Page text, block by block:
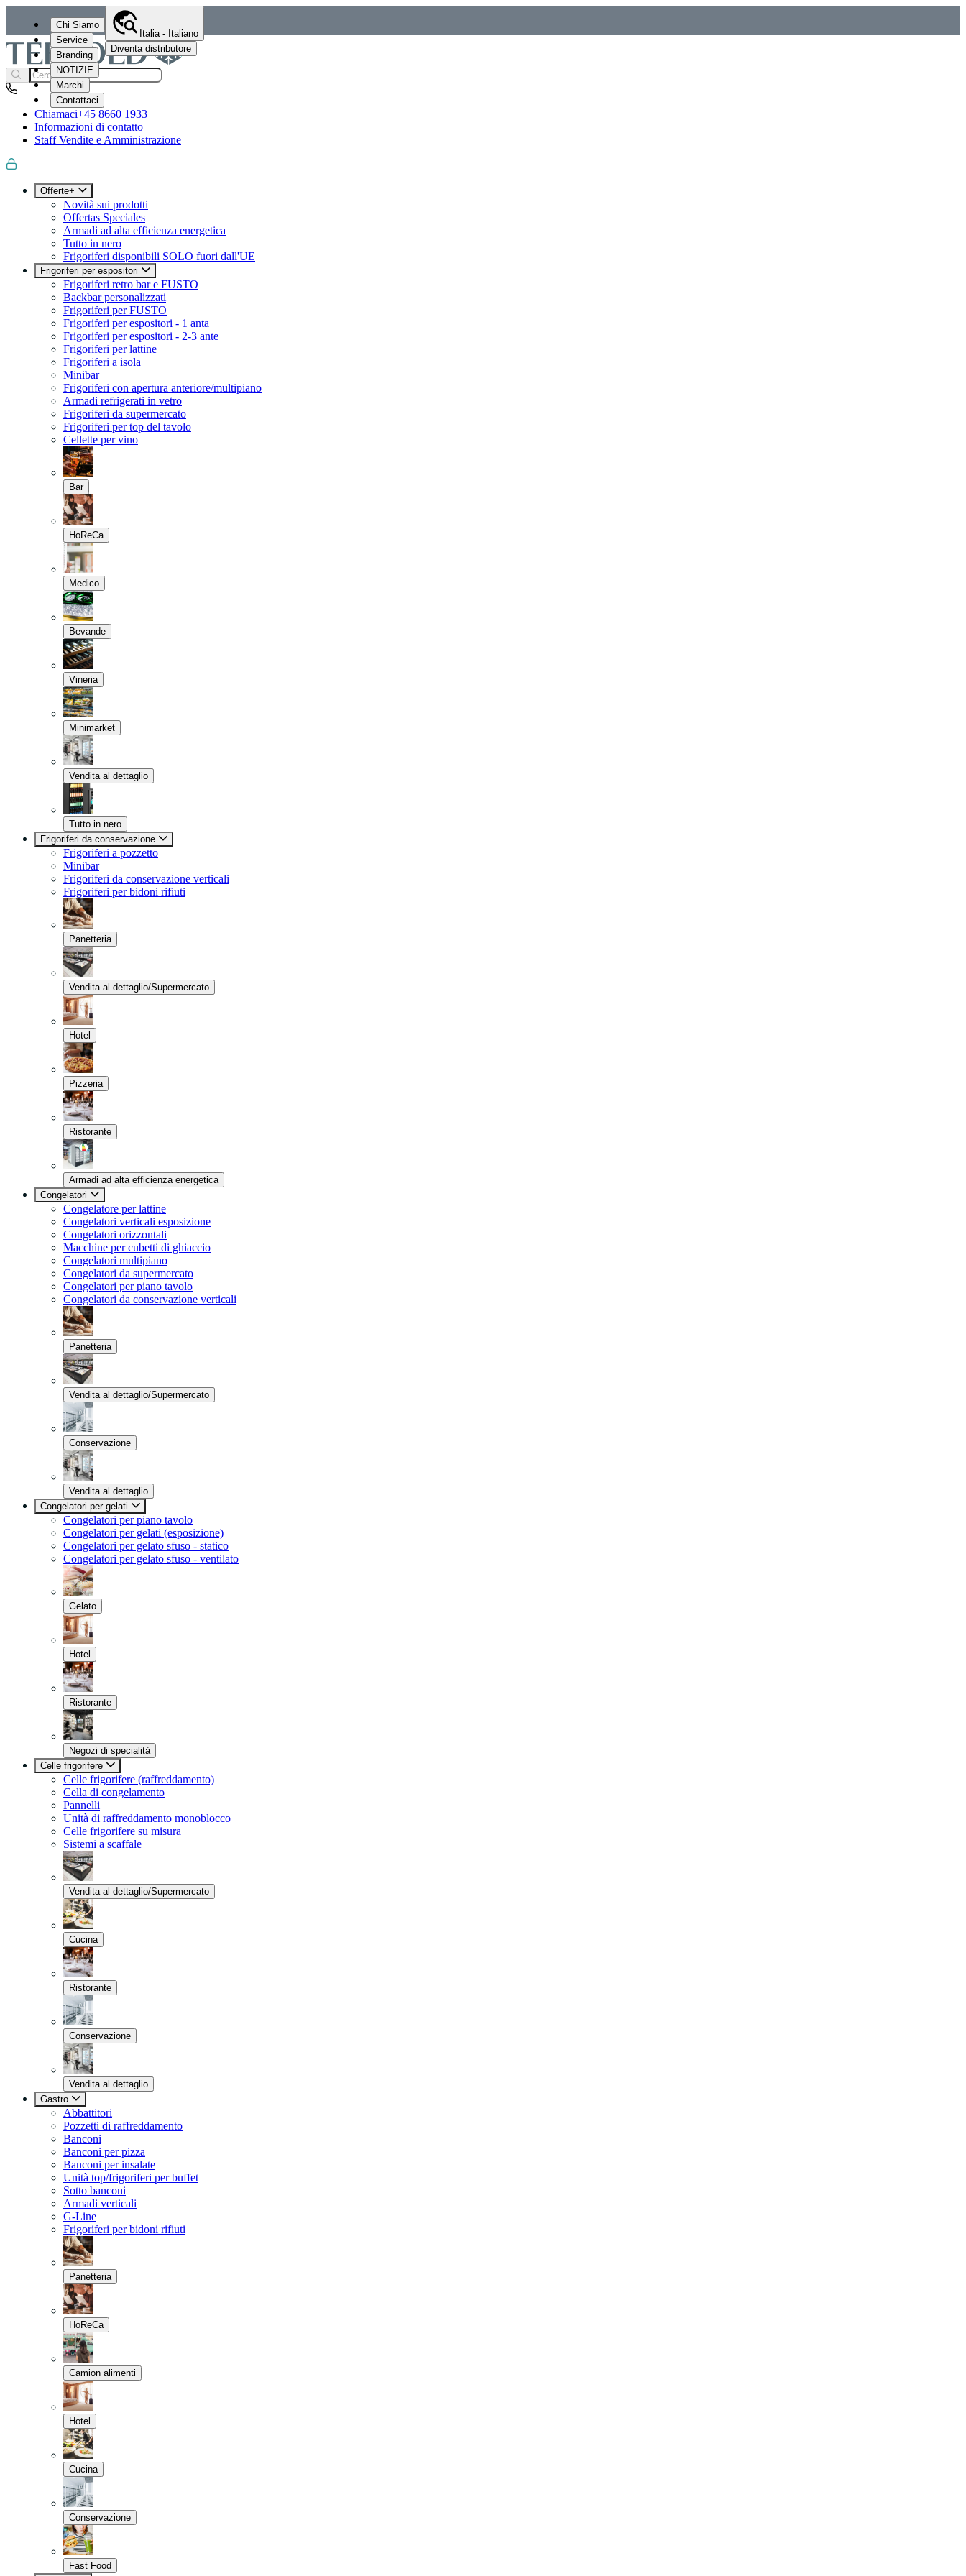
Chi Siamo
Service
Branding
NOTIZIE
Marchi
Contattaci
Italia - Italiano
Diventa distributore
Chiamaci+45 8660 1933
Informazioni di contatto
Staff Vendite e Amministrazione
Offerte+
Novità sui prodotti
Offertas Speciales
Armadi ad alta efficienza energetica
Tutto in nero
Frigoriferi disponibili SOLO fuori dall'UE
Frigoriferi per espositori
Frigoriferi retro bar e FUSTO
Backbar personalizzati
Frigoriferi per FUSTO
Frigoriferi per espositori - 1 anta
Frigoriferi per espositori - 2-3 ante
Frigoriferi per lattine
Frigoriferi a isola
Minibar
Frigoriferi con apertura anteriore/multipiano
Armadi refrigerati in vetro
Frigoriferi da supermercato
Frigoriferi per top del tavolo
Cellette per vino
Bar
HoReCa
Medico
Bevande
Vineria
Minimarket
Vendita al dettaglio
Tutto in nero
Frigoriferi da conservazione
Frigoriferi a pozzetto
Minibar
Frigoriferi da conservazione verticali
Frigoriferi per bidoni rifiuti
Panetteria
Vendita al dettaglio/Supermercato
Hotel
Pizzeria
Ristorante
Armadi ad alta efficienza energetica
Congelatori
Congelatore per lattine
Congelatori verticali esposizione
Congelatori orizzontali
Macchine per cubetti di ghiaccio
Congelatori multipiano
Congelatori da supermercato
Congelatori per piano tavolo
Congelatori da conservazione verticali
Panetteria
Vendita al dettaglio/Supermercato
Conservazione
Vendita al dettaglio
Congelatori per gelati
Congelatori per piano tavolo
Congelatori per gelati (esposizione)
Congelatori per gelato sfuso - statico
Congelatori per gelato sfuso - ventilato
Gelato
Hotel
Ristorante
Negozi di specialità
Celle frigorifere
Celle frigorifere (raffreddamento)
Cella di congelamento
Pannelli
Unità di raffreddamento monoblocco
Celle frigorifere su misura
Sistemi a scaffale
Vendita al dettaglio/Supermercato
Cucina
Ristorante
Conservazione
Vendita al dettaglio
Gastro
Abbattitori
Pozzetti di raffreddamento
Banconi
Banconi per pizza
Banconi per insalate
Unità top/frigoriferi per buffet
Sotto banconi
Armadi verticali
G-Line
Frigoriferi per bidoni rifiuti
Panetteria
HoReCa
Camion alimenti
Hotel
Cucina
Conservazione
Fast Food